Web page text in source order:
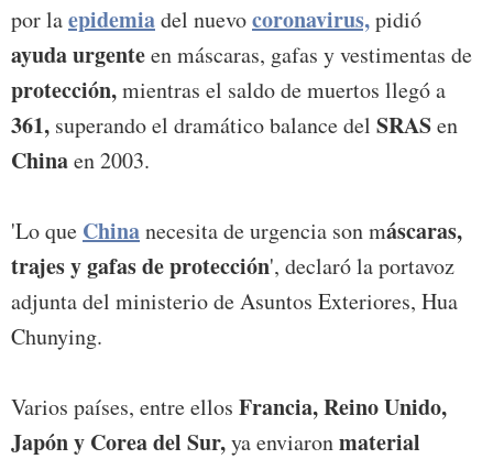
por laepidemiadel nuevocoronavirus,pidió
ayuda urgenteen máscaras, gafas y vestimentas de
protección,mientras el saldo de muertos llegó a
361, superando el dramático balance del SRASen
Chinaen 2003.
'Lo que Chinanecesita de urgencia son máscaras,
trajes y gafas de protección', declaró la portavoz
adjunta del ministerio de Asuntos Exteriores, Hua
Chunying.
Varios países, entre ellos Francia, Reino Unido,
Japón y Corea del Sur,ya enviaronmaterial